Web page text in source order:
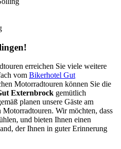
erreichen Sie viele weitere
vom Bikerhotel Gut
Motorradtouren können Sie die
Externbrock gemütlich
planen unsere Gäste am
Motorradtouren. Wir möchten, dass
und bieten Ihnen einen
der Ihnen in guter Erinnerung